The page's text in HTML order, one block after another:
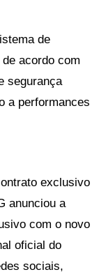
de
acordo com
segurança
a performances
exclusivo
anunciou a
com o novo
oficial do
sociais,